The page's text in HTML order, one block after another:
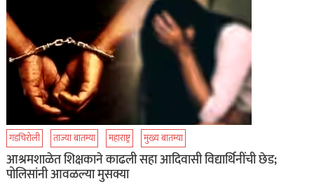
गडचिरोली ताज्या बातम्या महाराष्ट्र मुख्य बातम्या
आश्रमशाळेत शिक्षकाने काढली सहा आदिवासी विद्यार्थिनींची छेड;
पोलिसांनी आवळल्या मुसक्या